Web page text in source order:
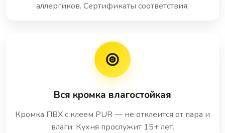
аллергиков. Сертификаты соответствия.
Вся кромка влагостойкая
Кромка ПВХ с клеем PUR — не отклеится от пара и
влаги. Кухня прослужит 15+ лет.